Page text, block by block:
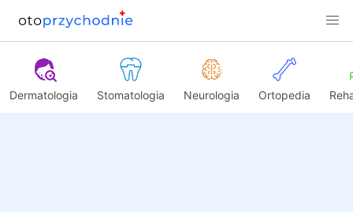
Dermatologia Stomatologia Neurologia Ortopedia